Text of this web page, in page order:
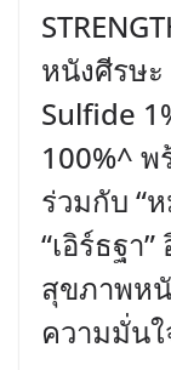
หนังศีรษ
Sulfide
100%^ พ
ร่วมกับ “
“เอิร์ธฐ
สุขภาพห
ความมั่นใ